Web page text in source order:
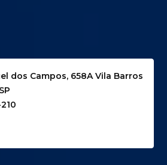
dos Campos, 658A Vila Barros